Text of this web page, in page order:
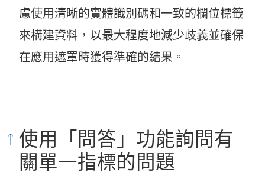
慮使用清晰的實體識別碼和一致的欄位標籤
來構建資料，以最大程度地減少歧義並確保
在應用遮罩時獲得準確的結果。
使用「問答」功能詢問有
關單一指標的問題